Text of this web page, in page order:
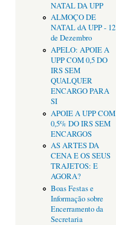
NATAL DA UPP
ALMOÇO DE
NATAL dA UPP - 12
de Dezembro
APELO: APOIE A
UPP COM 0,5 DO
IRS SEM
QUALQUER
ENCARGO PARA
SI
APOIE A UPP COM
0,5% DO IRS SEM
ENCARGOS
AS ARTES DA
CENA E OS SEUS
TRAJETOS: E
AGORA?
Boas Festas e
Informação sobre
Encerramento da
Secretaria